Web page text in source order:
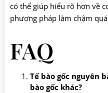
có thể giúp hiểu rõ hơn về
phương pháp làm chậm
FAQ
Tế bào gốc nguyên
bào gốc khác?